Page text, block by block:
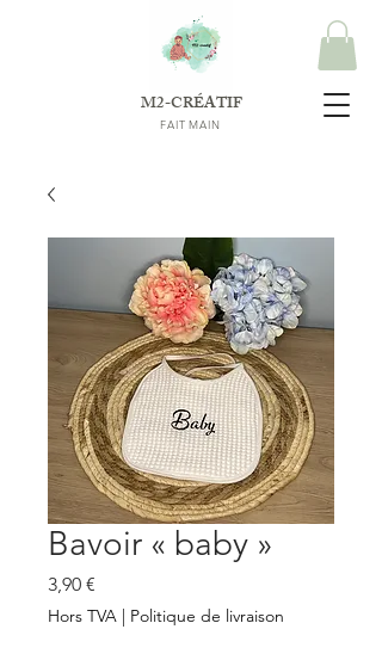
M2-CRÉATIF
FAIT MAIN
Bavoir « baby »
3,90 €
Hors TVA | Politique de livraison